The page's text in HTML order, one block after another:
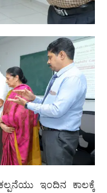
ಇಂದಿನ ಕಾಲಕ್ಕೆ